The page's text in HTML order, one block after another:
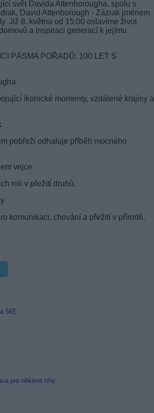
svět Davida Attenborougha, spolu s
David Attenborough - Zázrak jménem
Již 8. května od 15:00 oslavíme život
a inspiraci generací k jejímu
PÁSMA POŘADŮ: 100 LET S
ikonické momenty, vzdálené krajiny a
pobřeží odhaluje příběh mocného
vejce
roli v přežití druhů.
komunikaci, chování a přežití v přírodě.
56E
pro některé trhy